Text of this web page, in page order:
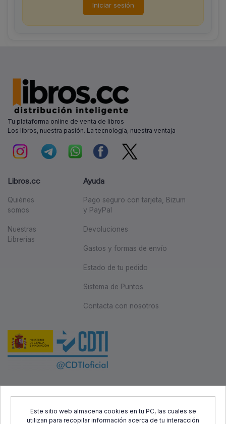
Este sitio web almacena cookies en tu PC, las cuales se
utilizan para recopilar información acerca de tu interacción
Iniciar sesión
Tu plataforma online de venta de libros
Los libros, nuestra pasión. La tecnología, nuestra ventaja
Libros.cc
Quiénes
somos
Nuestras
Librerías
Ayuda
Pago seguro con tarjeta, Bizum
y PayPal
Devoluciones
Gastos y formas de envío
Estado de tu pedido
Sistema de Puntos
Contacta con nosotros
Desarrollo Regional (FEDER) y el Centro para el Desarrollo
Tecnológico Industrial (CDTI), con el objetivo de promover el